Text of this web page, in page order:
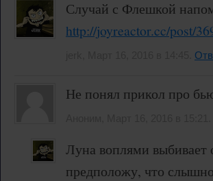
Случай с Флешкой
http://joyreactor.cc/post/
Не понял прикол про
Луна воплями выбивает
предположу, что